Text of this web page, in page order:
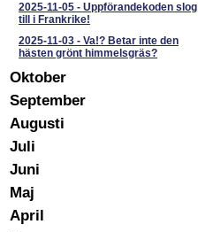
2025-11-05 - Uppförandekoden slog
till i Frankrike!
2025-11-03 - Va!? Betar inte den
hästen grönt himmelsgräs?
Oktober
September
Augusti
Juli
Juni
Maj
April